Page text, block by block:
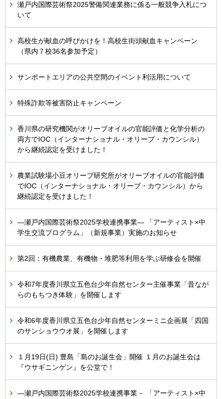
瀬戸内国際芸術祭2025警備関連業務に係る一般競争入札につ
いて
高校生が献血の呼びかけを！高校生街頭献血キャンペーン
（県内７校36名参加予定）
サンポートエリアの公共空間のイベント利活用について
特殊詐欺等被害防止キャンペーン
香川県の研究機関がオリーブオイルの官能評価と化学分析の
両方でIOC（インターナショナル・オリーブ・カウンシル）
から継続認定を受けました！
農業試験場小豆オリーブ研究所がオリーブオイルの官能評価
でIOC（インターナショナル・オリーブ・カウンシル）から
継続認定を受けました！
―瀬戸内国際芸術祭2025学校連携事業― 「アーティスト×中
学生交流プログラム」（新規事業）実施のお知らせ
第2回：有機農業、有機物・堆肥等利用を学ぶ研修会を開催
令和7年度香川県立五色台少年自然センター主催事業「昔なが
らのもちつき体験」を開催します
令和6年度香川県立五色台少年自然センターミニ企画展「四国
のサンショウウオ展」を開催します
１月19日(日) 豊島「島のお誕生会」開催 １月のお誕生会は
『ウサギニンゲン』を公堂で！
―瀬戸内国際芸術祭2025学校連携事業－ 「アーティスト×中